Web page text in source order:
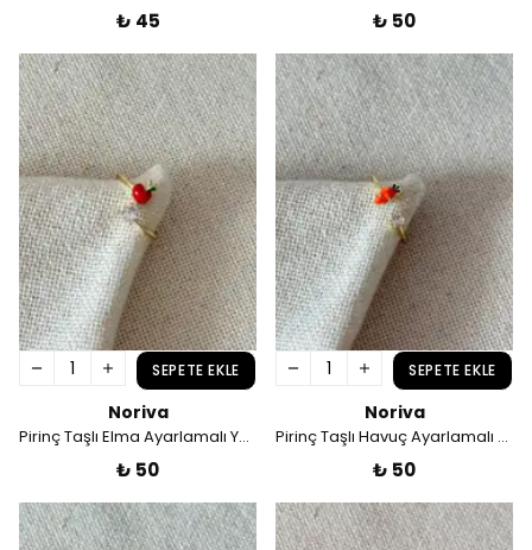
₺ 45 ₺ 50
SEPETE EKLE
Noriva
Pirinç Taşlı Elma Ayarlamalı Yüzük
₺ 50
SEPETE EKLE
Noriva
Pirinç Taşlı Havuç Ayarlamalı Yüzük
₺ 50